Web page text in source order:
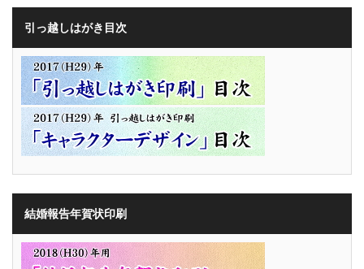
引っ越しはがき目次
結婚報告年賀状印刷